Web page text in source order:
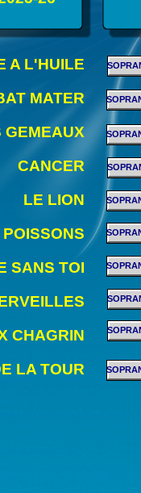
A L'HUILE
MATER
LE LION
SANS TOI
CHAGRIN
LA TOUR